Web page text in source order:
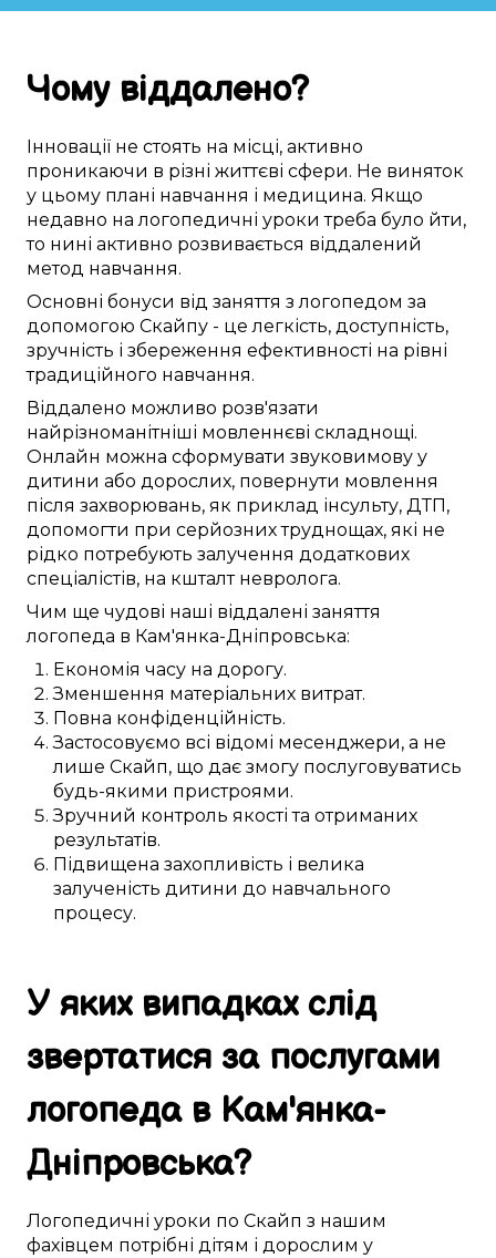
Чому віддалено?
Інновації не стоять на місці, активно
проникаючи в різні життєві сфери. Не виняток
у цьому плані навчання і медицина. Якщо
недавно налогопедичні уроки треба було йти,
то нині активно розвивається віддалений
метод навчання.
Основні бонуси від заняття з логопедом за
допомогою Скайпу - целегкість, доступність,
зручність і збереження ефективності на рівні
традиційного навчання.
Віддалено можливо розв'язати
найрізноманітніші мовленнєві складнощі.
Онлайн можна сформувати звуковимову у
дитини або дорослих, повернути мовлення
після захворювань, як приклад інсульту, ДТП ,
допомогти при серйознихтруднощах, які не
рідко потребують залучення додаткових
спеціалістів, на кшталт невролога.
Чим ще чудові наші віддалені заняття
логопеда в Кам'янка-Дніпровська:
Економія часу на дорогу.
Зменшення матеріальних витрат.
Повна конфіденційність.
Застосовуємо всі відомі месенджери, а не
лише Скайп, що дає змогу послуговуватись
будь-якими пристроями.
Зручний контроль якості та отриманих
результатів.
Підвищена захопливість і велика
залученість дитини до навчального
процесу.
У яких випадках слід
звертатися за послугами
логопеда в Кам'янка-
Дніпровська?
Логопедичні уроки по Скайп з нашим
фахівцем потрібні дітям і дорослим у